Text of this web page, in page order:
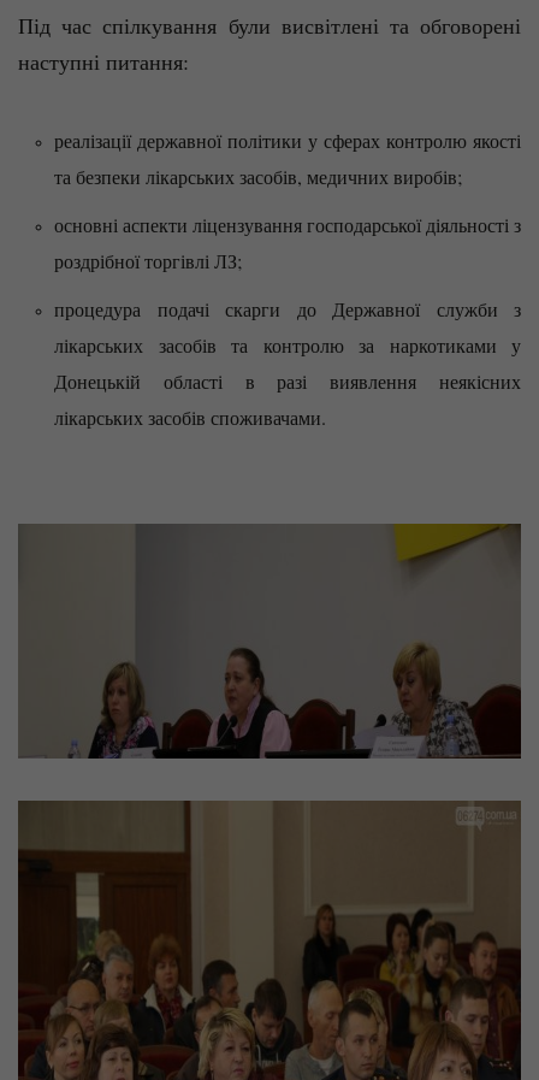
Під час спілкування були висвітлені та обговорені
наступні питання:
реалізації державної політики у сферах контролю якості
та безпеки лікарських засобів, медичних виробів;
основні аспекти ліцензування господарської діяльності з
роздрібної торгівлі ЛЗ;
процедура подачі скарги до Державної служби з
лікарських засобів та контролю за наркотиками у
Донецькій області в разі виявлення неякісних
лікарських засобів споживачами.